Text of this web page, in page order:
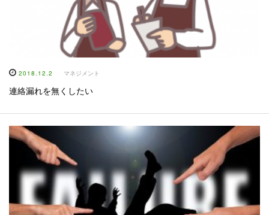
2018.12.2 マネジメント
連絡漏れを無くしたい